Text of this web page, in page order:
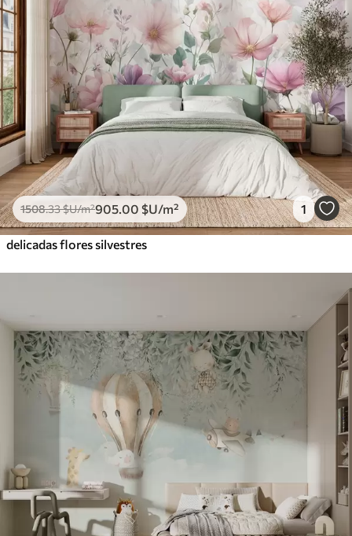
1508.33$U/m²905 .00 $U/m² 1
delicadas flores silvestres